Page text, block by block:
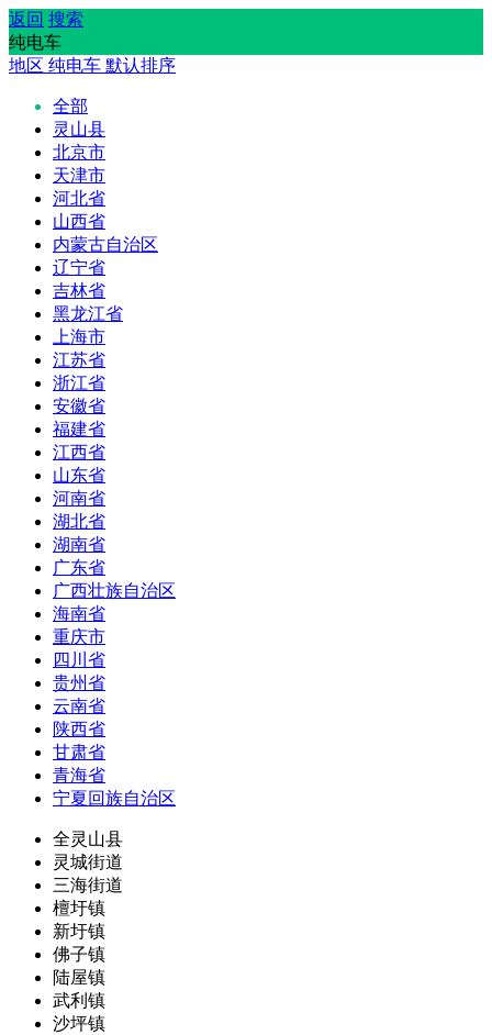
返回 搜索
纯电车
地区 纯电车 默认排序
全部
灵山县
北京市
天津市
河北省
山西省
内蒙古自治区
辽宁省
吉林省
黑龙江省
上海市
江苏省
浙江省
安徽省
福建省
江西省
山东省
河南省
湖北省
湖南省
广东省
广西壮族自治区
海南省
重庆市
四川省
贵州省
云南省
陕西省
甘肃省
青海省
宁夏回族自治区
全灵山县
灵城街道
三海街道
檀圩镇
新圩镇
佛子镇
陆屋镇
武利镇
沙坪镇